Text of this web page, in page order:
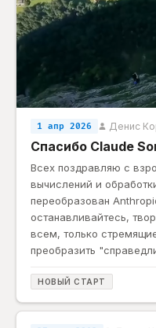
1 апр 2026 Денис
Спасибо Claude
Всех поздравляю с
вычислений и
переобразован
останавливайтесь,
всем, только
преобразить
НОВЫЙ СТАРТ